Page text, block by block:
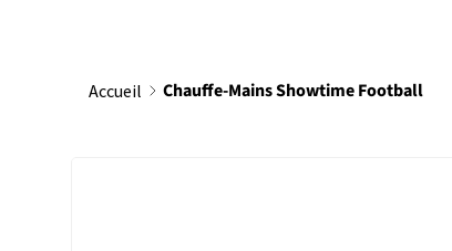
Accueil Chauffe-Mains Showtime Football